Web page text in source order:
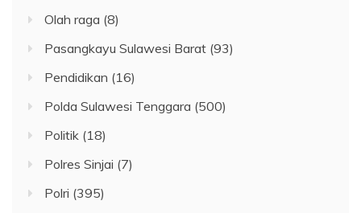
Olah raga (8)
Pasangkayu Sulawesi Barat (93)
Pendidikan (16)
Polda Sulawesi Tenggara (500)
Politik (18)
Polres Sinjai (7)
Polri (395)